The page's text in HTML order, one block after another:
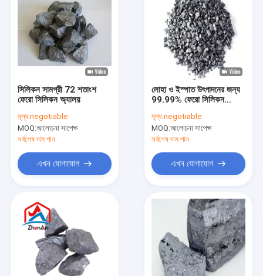
সিলিকন সামগ্রী 72 শতাংশ
ফেরো সিলিকন অ্যালয়
মূল্য:negotiable
MOQ:আলোচনা সাপেক্ষ
সর্বশেষ দাম পান
এখন যোগাযোগ
লোহা ও ইস্পাত উৎপাদনের জন্য
99.99% ফেরো সিলিকন
মূল্য:negotiable
MOQ:আলোচনা সাপেক্ষ
সর্বশেষ দাম পান
এখন যোগাযোগ